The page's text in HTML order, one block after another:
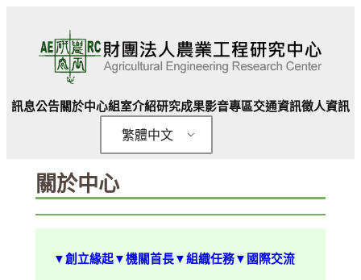
內
訊息公告關於中心組室介紹研究成果影音專區交通資訊徵人資訊
繁體中文
關於中心
▼創立緣起▼機關首長▼組織任務▼國際交流